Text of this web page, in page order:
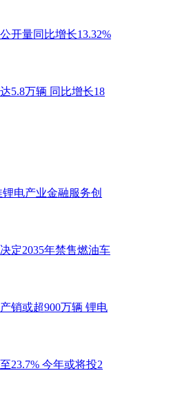
开量同比增长13.32%
5.8万辆 同比增长18
电产业金融服务创
定2035年禁售燃油车
销或超900万辆 锂电
23.7% 今年或将投2